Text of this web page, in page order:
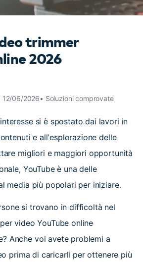
trimmer
2026
12/06/2026• Soluzioni comprovate
si è spostato dai lavori in
e all'esplorazione delle
migliori e maggiori opportunità
YouTube è una delle
media più popolari per iniziare.
si trovano in difficoltà nel
video YouTube online
Anche voi avete problemi a
prima di caricarli per ottenere più